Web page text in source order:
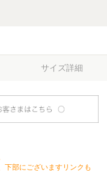
サイズ詳細
下部にございますリンクも